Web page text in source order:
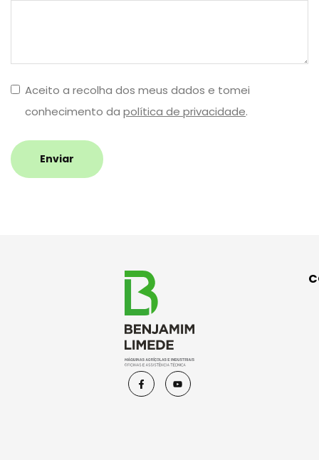
Aceito a recolha dos meus dados e tomei
conhecimento da política de privacidade.
Enviar